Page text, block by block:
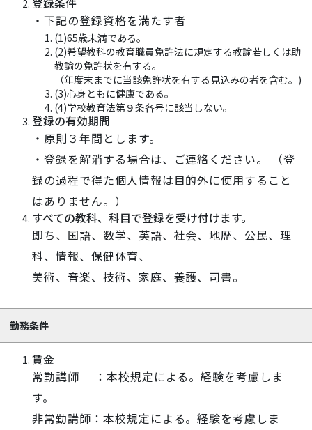
・下記の登録資格を満たす者
(1)65歳未満である。
(2)希望教科の教育職員免許法に規定する教諭若しくは助
教諭の免許状を有する。
（年度末までに当該免許状を有する見込みの者を含む。)
(3)心身ともに健康である。
(4)学校教育法第９条各号に該当しない。
登録の有効期間
・原則３年間とします。
・登録を解消する場合は、ご連絡ください。 （登
録の過程で得た個人情報は目的外に使用すること
はありません。）
すべての教科、科目で登録を受け付けます。
即ち、国語、数学、英語、社会、地歴、公民、理
科、情報、保健体育、
美術、音楽、技術、家庭、養護、司書。
勤務条件
賃金
常勤講師 ：本校規定による。経験を考慮しま
す。
非常勤講師：本校規定による。経験を考慮しま